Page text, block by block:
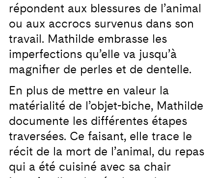
répondent aux blessures de l’animal
ou aux accrocs survenus dans son
travail. Mathilde embrasse les
imperfections qu’elle va jusqu’à
magnifier de perles et de dentelle.
En plus de mettre en valeur la
matérialité de l’objet-biche, Mathilde
documente les différentes étapes
traversées. Ce faisant, elle trace le
récit de la mort de l’animal, du repas
qui a été cuisiné avec sa chair